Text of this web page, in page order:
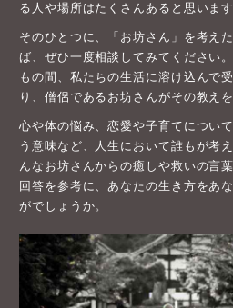
る人や場所はたくさんあると思います
そのひとつに、「お坊さん」を考え
ば、ぜひ一度相談してみてください
もの間、私たちの生活に溶け込んで
り、僧侶であるお坊さんがその教え
心や体の悩み、恋愛や子育てについ
う意味など、人生において誰もが考
んなお坊さんからの癒しや救いの言
回答を参考に、あなたの生き方をあ
がでしょうか。